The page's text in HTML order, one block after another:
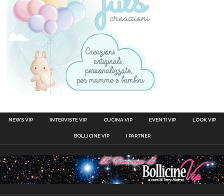
NEWS VIP INTERVISTE VIP CUCINA VIP EVENTI VIP LOOK VIP
BOLLICINE VIP I PARTNER